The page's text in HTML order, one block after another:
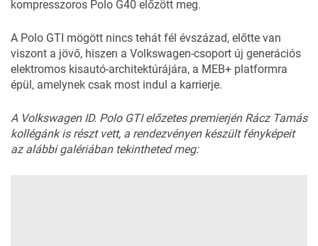
kompresszoros Polo G40 előzött meg.
A Polo GTI mögött nincs tehát fél évszázad, előtte van
viszont a jövő, hiszen a Volkswagen-csoport új generációs
elektromos kisautó-architektúrájára, a MEB+ platformra
épül, amelynek csak most indul a karrierje.
A Volkswagen ID. Polo GTI előzetes premierjén Rácz Tamás
kollégánk is részt vett, a rendezvényen készült fényképeit
az alábbi galériában tekintheted meg: